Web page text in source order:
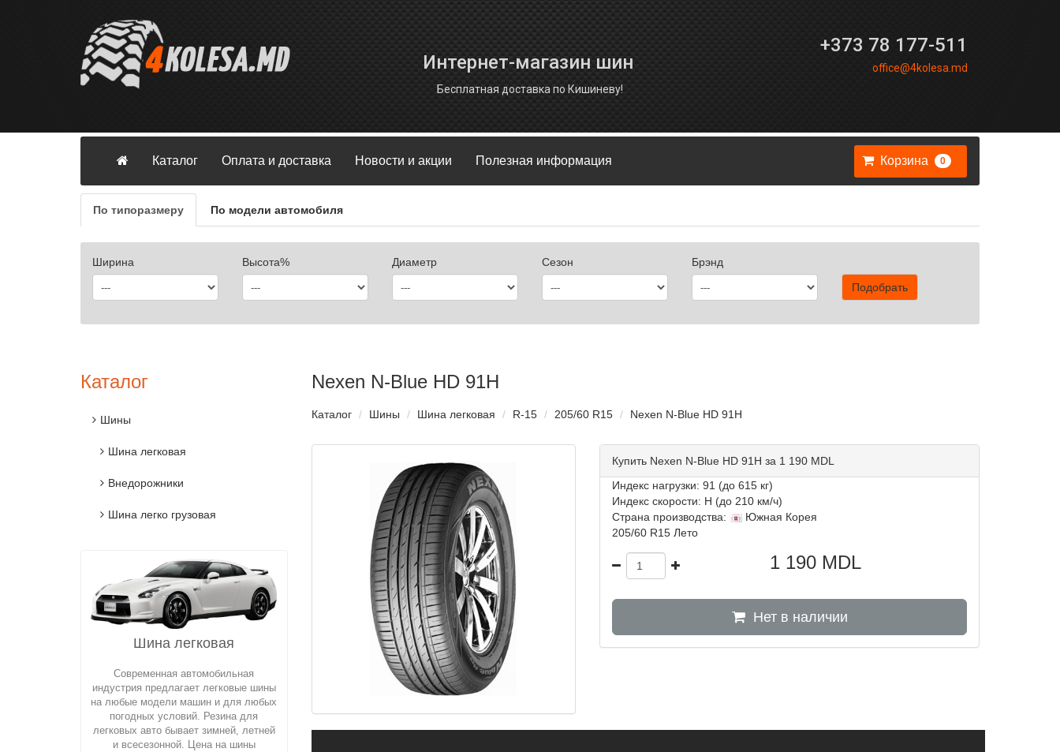
Интернет-магазин шин
Бесплатная доставка по Кишиневу!
+373 78 177-511
office@4kolesa.md
Каталог Оплата и доставка Новости и акции Полезная информация Корзина 0
По типоразмеру По модели автомобиля
Ширина Высота% Диаметр Сезон
Брэнд
Подобрать
Nexen N-Blue HD 91H
Каталог Шины Шина легковая R-15 205/60 R15 Nexen N-Blue HD 91H
Купить Nexen N-Blue HD 91H за 1 190 MDL
Индекс нагрузки: 91 (до 615 кг)
Индекс скорости: H (до 210 км/ч)
Страна производства:
Южная Корея
205/60 R15 Лето
1 190 MDL
Нет в наличии
Каталог
Шины
Шина легковая
Внедорожники
Шина легко грузовая
Шина легковая
Современная автомобильная
индустрия предлагает легковые шины
на любые модели машин и для любых
погодных условий. Резина для
легковых авто бывает зимней, летней
и всесезонной. Цена на шины